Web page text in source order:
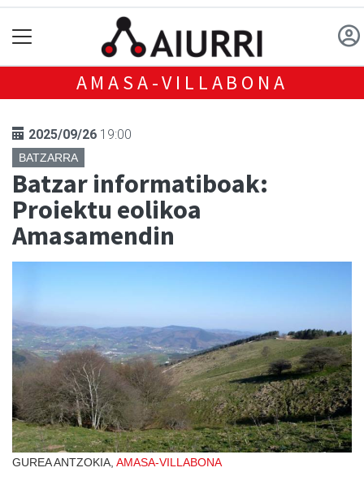
AMASA-VILLABONA
2025/09/26 19:00
BATZARRA
Batzar informatiboak:
Proiektu eolikoa
Amasamendin
GUREA ANTZOKIA, AMASA-VILLABONA